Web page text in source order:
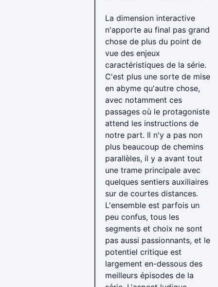
La dimension interactive
n'apporte au final pas grand
chose de plus du point de
vue des enjeux
caractéristiques de la série.
C'est plus une sorte de mise
en abyme qu'autre chose,
avec notamment ces
passages où le protagoniste
attend les instructions de
notre part. Il n'y a pas non
plus beaucoup de chemins
parallèles, il y a avant tout
une trame principale avec
quelques sentiers auxiliaires
sur de courtes distances.
L'ensemble est parfois un
peu confus, tous les
segments et choix ne sont
pas aussi passionnants, et le
potentiel critique est
largement en-dessous des
meilleurs épisodes de la